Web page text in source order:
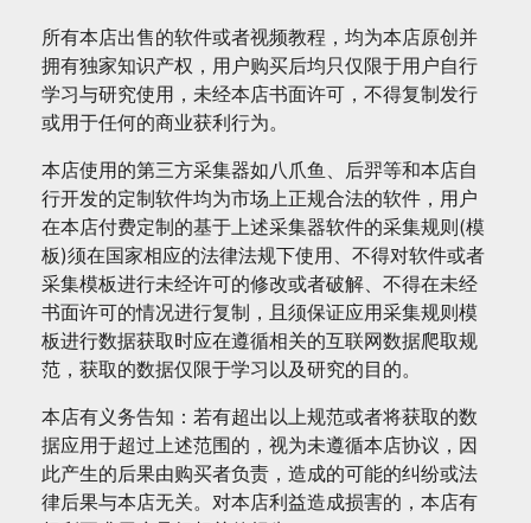
所有本店出售的软件或者视频教程，均为本店原创并
拥有独家知识产权，用户购买后均只仅限于用户自行
学习与研究使用，未经本店书面许可，不得复制发行
或用于任何的商业获利行为。
本店使用的第三方采集器如八爪鱼、后羿等和本店自
行开发的定制软件均为市场上正规合法的软件，用户
在本店付费定制的基于上述采集器软件的采集规则(模
板)须在国家相应的法律法规下使用、不得对软件或者
采集模板进行未经许可的修改或者破解、不得在未经
书面许可的情况进行复制，且须保证应用采集规则模
板进行数据获取时应在遵循相关的互联网数据爬取规
范，获取的数据仅限于学习以及研究的目的。
本店有义务告知：若有超出以上规范或者将获取的数
据应用于超过上述范围的，视为未遵循本店协议，因
此产生的后果由购买者负责，造成的可能的纠纷或法
律后果与本店无关。对本店利益造成损害的，本店有